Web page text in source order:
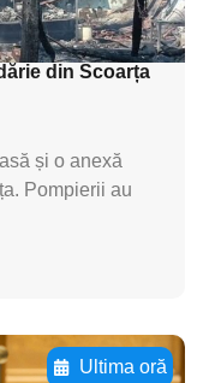
din Scoarța
și o anexă
Pompierii au
Ultima oră